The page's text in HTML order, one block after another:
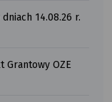
14.08.26 r.
Grantowy OZE